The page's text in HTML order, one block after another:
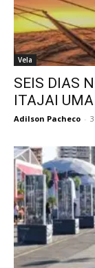
Vela
SEIS DIAS
ITAJAI UMA
Adilson Pacheco -